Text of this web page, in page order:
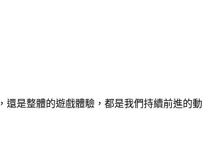
是整體的遊戲體驗，都是我們持續前進的動